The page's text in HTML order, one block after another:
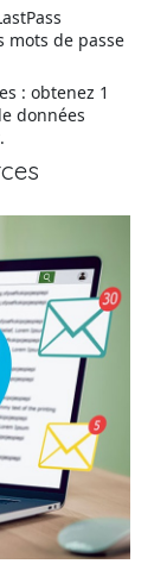
de passe
: obtenez 1
données